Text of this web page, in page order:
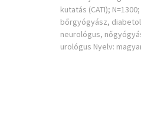
kutatás (CATI);
bőrgyógyász,
neurológus,
urológus Nyelv: